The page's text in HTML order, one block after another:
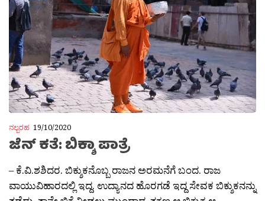
ನಲ್ಬರಹ 19/10/2020
ಜೆನ್ ಕತೆ: ಬಿಕ್ಶಾ ಪಾತ್ರೆ
– ಕೆ.ವಿ.ಶಶಿದರ. ಬಿಕ್ಶುಕನೊಬ್ಬ ರಾಜನ ಅರಮನೆಗೆ ಬಂದ. ರಾಜ
ವಾಯುವಿಹಾರದಲ್ಲಿ ಇದ್ದ. ಉದ್ಯಾನದ ಹೊರಗಡೆ ಇದ್ದ ಸೇವಕ ಬಿಕ್ಶುಕನನ್ನು